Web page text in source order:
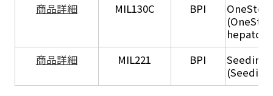
商品詳細
MIL130C BPI
商品詳細
MIL221 BPI
Seeding